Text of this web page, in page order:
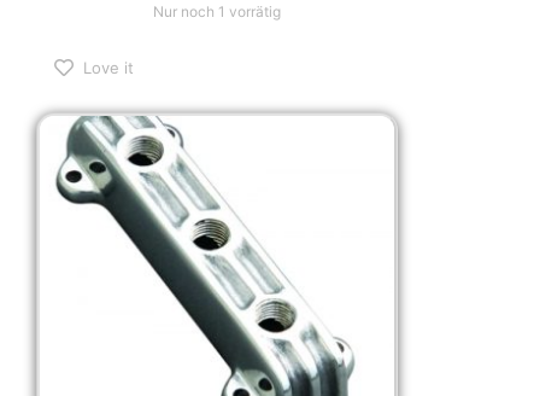
Nur noch 1 vorrätig
Love it